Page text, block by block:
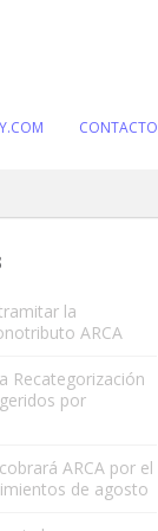
CONTACTO
la
ARCA
Recategorización
por
ARCA por el
de agosto